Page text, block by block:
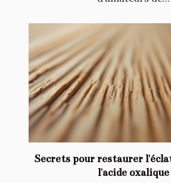
Secrets pour restaurer
l'acide oxalique